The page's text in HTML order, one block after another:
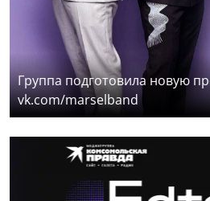
Группа подготовила новую
vk.com/marselband